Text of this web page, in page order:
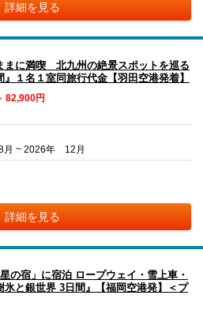
詳細を見る
まに満喫 北九州の絶景スポットを巡る
１名１室同旅行代金【羽田空港発着】
82,900円
~ 2026年 12月
詳細を見る
の宿」に宿泊 ロープウェイ・雪上車・
氷と銀世界 3日間』【福岡空港発】＜プ